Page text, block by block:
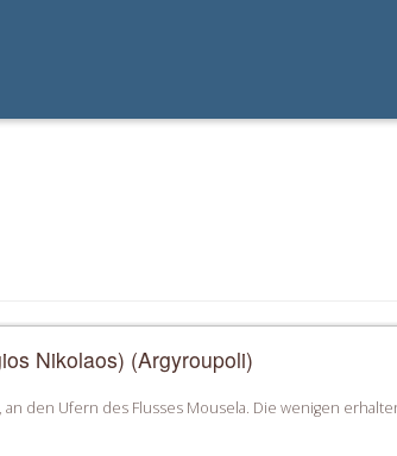
Nikolaos) (Αrgyroupoli)
den Ufern des Flusses Mousela. Die wenigen